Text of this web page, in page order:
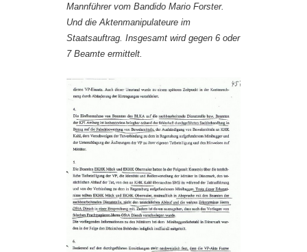
Mannführer vom Bandido Mario Forster.
Und die Aktenmanipulateure im
Staatsauftrag. Insgesamt wird gegen 6 oder
7 Beamte ermittelt.